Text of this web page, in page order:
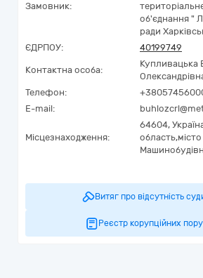
Замовник:
об'єднання "
ради
ЄДРПОУ:
40199749
Контактна особа:
Купливацька
Телефон:
E-mail:
Місцезнаходження:
64604,
область,
Витяг про відсутність
Реєстр корупційних